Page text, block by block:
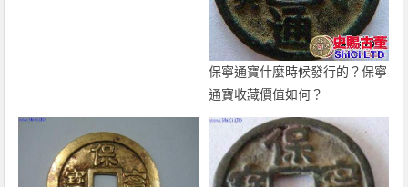
保寧通寶什麼時候發行的？保寧
通寶收藏價值如何？